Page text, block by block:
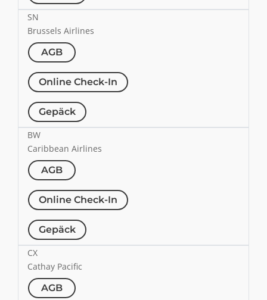
SN
Brussels Airlines
AGB
Online Check-In
Gepäck
BW
Caribbean Airlines
AGB
Online Check-In
Gepäck
CX
Cathay Pacific
AGB